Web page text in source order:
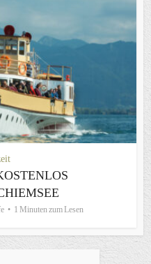
1 Minuten zum Lesen